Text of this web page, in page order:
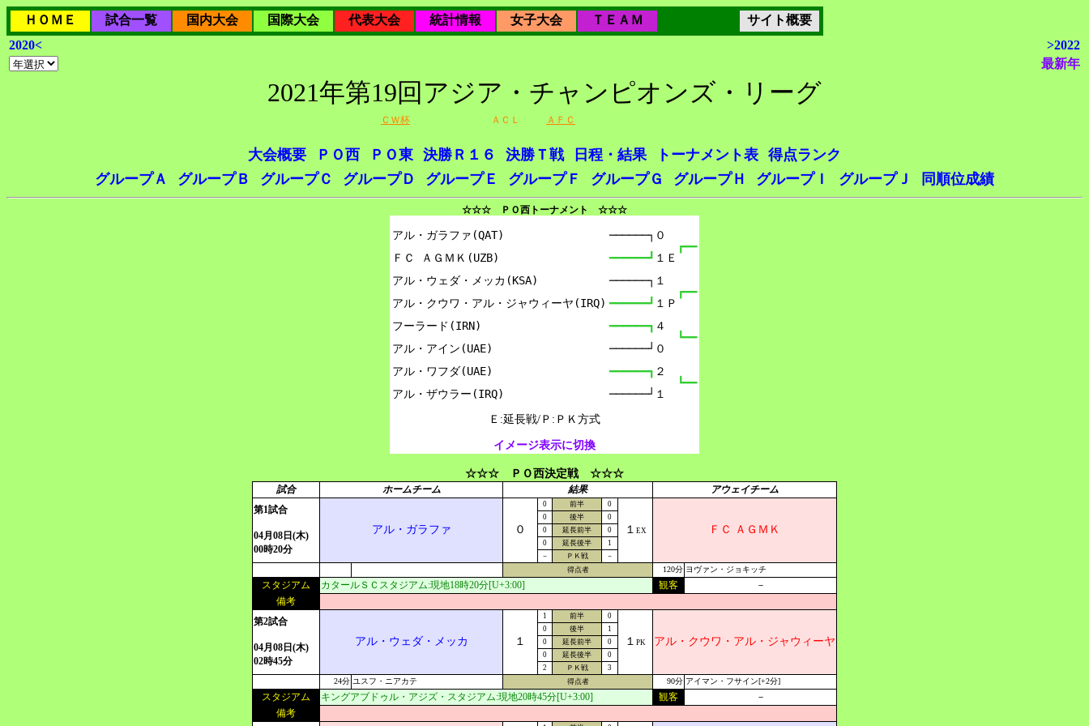
ＨＯＭＥ 試合一覧 国内大会 国際大会 代表大会 統計情報 女子大会 ＴＥＡＭ
サイト概要
2020<
>2022
最新年
2021年第19回アジア・チャンピオンズ・リーグ
ＣＷ杯 ＡＣＬ ＡＦＣ
大会概要 ＰＯ西 ＰＯ東 決勝Ｒ１６ 決勝Ｔ戦 日程・結果 トーナメント表 得点ランク
グループＡ
グループＢ グループＣ グループＤ グループＥ グループＦ グループＧ グループＨ グループＩ グループＪ 同順位成績
☆☆☆ ＰＯ西トーナメント ☆☆☆
アル・ガラファ(QAT)
ＦＣ ＡＧＭＫ(UZB)
アル・ウェダ・メッカ(KSA)
アル・クウワ・アル・ジャウィーヤ(IRQ)
フーラード(IRN)
アル・アイン(UAE)
アル・ワフダ(UAE)
──────┐０
┏━━
━━━━━━┛ １Ｅ
──────┐１
┏━━
━━━━━━┛ １Ｐ
━━━━━━┓ ４
┗━━
──────┘０
━━━━━━┓ ２
┗━━
──────┘１
Ｅ:延長戦/Ｐ:ＰＫ方式
イメージ表示に切換
☆☆☆ ＰＯ西決定戦 ☆☆☆
試合 ホームチーム 結果
アウェイチーム
第1試合
04月08日(木)
00時20分
アル・ガラファ ０
0 前半 0
１ EX ＦＣ ＡＧＭＫ
0 後半
0
0
延長前半
0
0
延長後半
1
－
ＰＫ戦
－
得点者
120分 ヨヴァン・ジョキッチ
スタジアム カタールＳＣスタジアム:現地18時20分[U+3:00] 観客
－
備考
第2試合
04月08日(木)
02時45分
アル・ウェダ・メッカ １
1 前半 0
１ PK アル・クウワ・アル・ジャウィーヤ
0 後半
1
0
延長前半
0
0
延長後半
0
2
ＰＫ戦 3
24分 ユスフ・ニアカテ 得点者 90分 アイマン・フサイン[+2分]
スタジアム キングアブドゥル・アジズ・スタジアム:現地20時45分[U+3:00] 観客
－
備考